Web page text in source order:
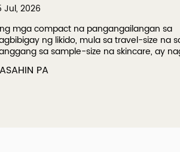
Jul, 2026
mga compact na pangangailangan sa
ng likido, mula sa travel-size na
sa sample-size na skincare, ay
PA